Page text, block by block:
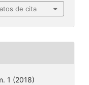
de cita
1 (2018)